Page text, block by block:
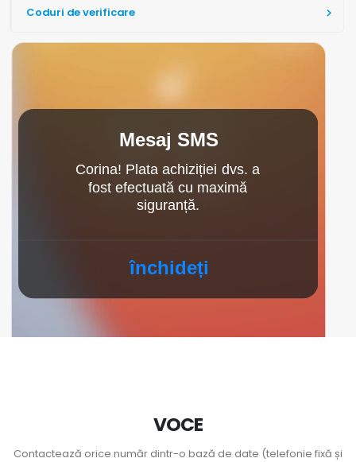
Coduri de verificare
VOCE
Contactează orice număr dintr-o bază de date (telefonie fixă și